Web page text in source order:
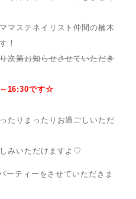
マステネイリスト仲間の楠木
！
次第お知らせさせていただき
16:30です☆
たりまったりお過ごしいただ
みいただけますよ♡
ーティーをさせていただきま